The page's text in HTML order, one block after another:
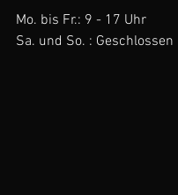
Mo. bis Fr.: 9 - 17 Uhr
Sa. und So. : Geschlossen